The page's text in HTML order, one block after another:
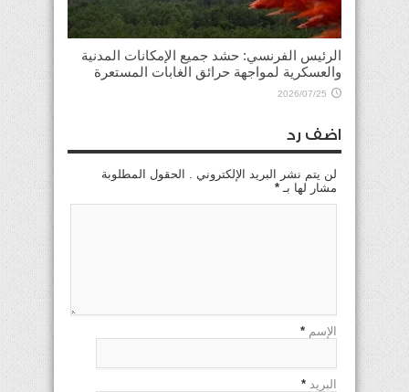
الرئيس الفرنسي: حشد جميع الإمكانات المدنية
والعسكرية لمواجهة حرائق الغابات المستعرة
2026/07/25
اضف رد
لن يتم نشر البريد الإلكتروني . الحقول المطلوبة
مشار لها بـ *
الإسم *
البريد *